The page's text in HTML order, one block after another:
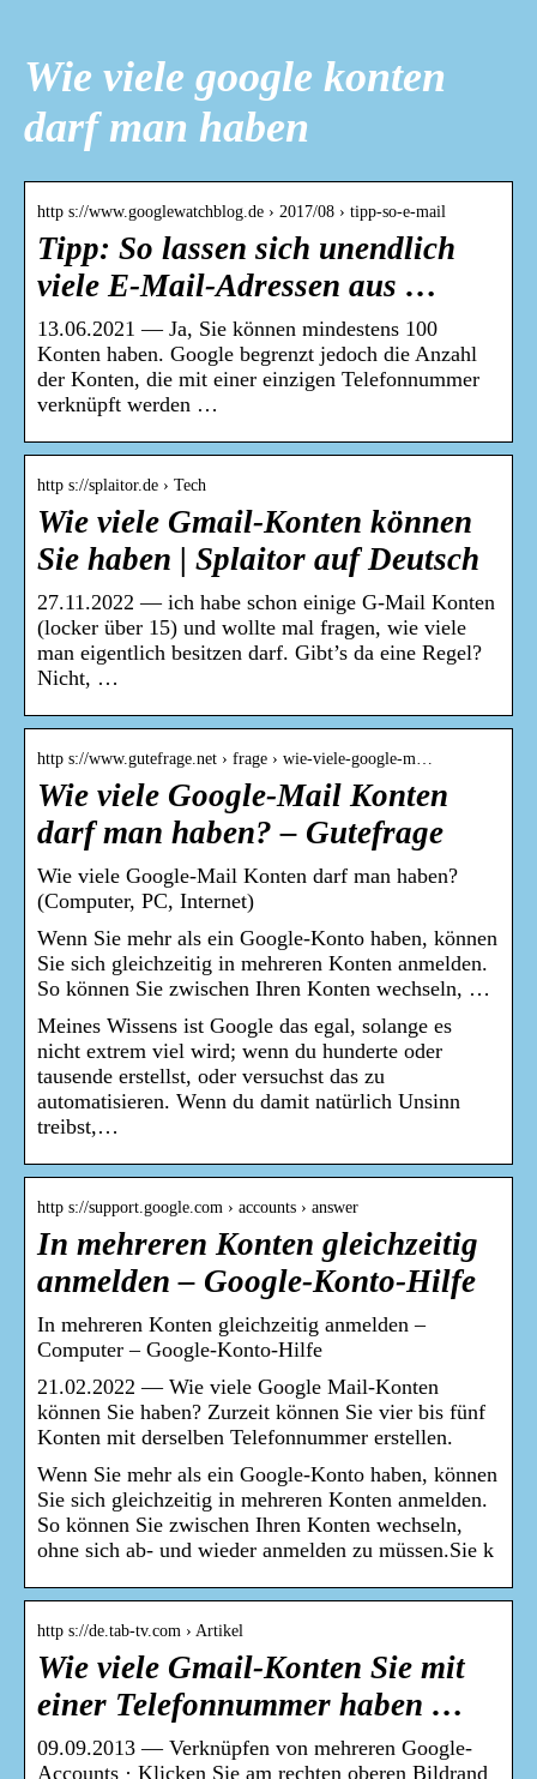
Wie viele google konten
darf man haben
http s://www.googlewatchblog.de › 2017/08 › tipp-so-e-mail
Tipp: So lassen sich unendlich
viele E-Mail-Adressen aus …
13.06.2021 — Ja, Sie können mindestens 100
Konten haben. Google begrenzt jedoch die Anzahl
der Konten, die mit einer einzigen Telefonnummer
verknüpft werden …
http s://splaitor.de › Tech
Wie viele Gmail-Konten können
Sie haben | Splaitor auf Deutsch
27.11.2022 — ich habe schon einige G-Mail Konten
(locker über 15) und wollte mal fragen, wie viele
man eigentlich besitzen darf. Gibt’s da eine Regel?
Nicht, …
http s://www.gutefrage.net › frage › wie-viele-google-m…
Wie viele Google-Mail Konten
darf man haben? – Gutefrage
Wie viele Google-Mail Konten darf man haben?
(Computer, PC, Internet)
Wenn Sie mehr als ein Google-Konto haben, können
Sie sich gleichzeitig in mehreren Konten anmelden.
So können Sie zwischen Ihren Konten wechseln, …
Meines Wissens ist Google das egal, solange es
nicht extrem viel wird; wenn du hunderte oder
tausende erstellst, oder versuchst das zu
automatisieren. Wenn du damit natürlich Unsinn
treibst,…
http s://support.google.com › accounts › answer
In mehreren Konten gleichzeitig
anmelden – Google-Konto-Hilfe
In mehreren Konten gleichzeitig anmelden –
Computer – Google-Konto-Hilfe
21.02.2022 — Wie viele Google Mail-Konten
können Sie haben? Zurzeit können Sie vier bis fünf
Konten mit derselben Telefonnummer erstellen.
Wenn Sie mehr als ein Google-Konto haben, können
Sie sich gleichzeitig in mehreren Konten anmelden.
So können Sie zwischen Ihren Konten wechseln,
ohne sich ab- und wieder anmelden zu müssen.Sie k
http s://de.tab-tv.com › Artikel
Wie viele Gmail-Konten Sie mit
einer Telefonnummer haben …
09.09.2013 — Verknüpfen von mehreren Google-
Accounts · Klicken Sie am rechten oberen Bildrand